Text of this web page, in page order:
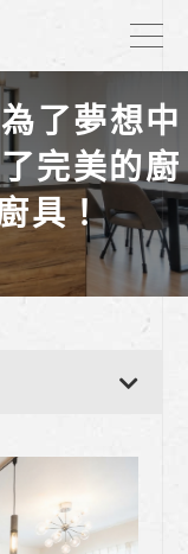
了夢想中
完美的廚
具！
相告訴你，